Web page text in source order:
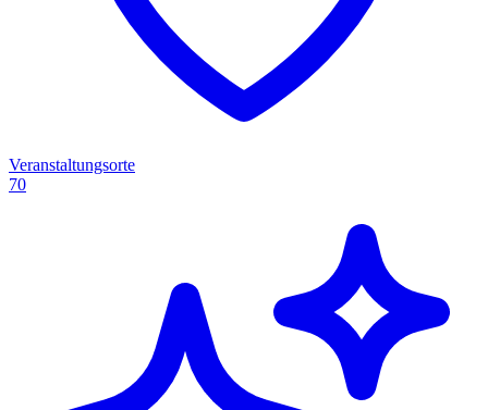
Veranstaltungsorte
70